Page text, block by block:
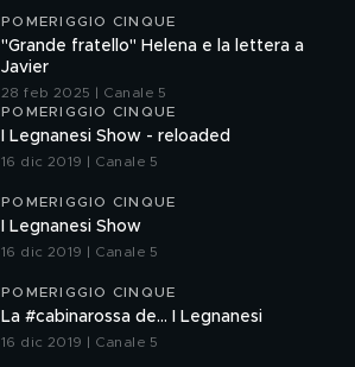
POMERIGGIO CINQUE
"Grande fratello" Helena e la lettera a
Javier
28 feb 2025 | Canale 5
POMERIGGIO CINQUE
I Legnanesi Show - reloaded
16 dic 2019 | Canale 5
POMERIGGIO CINQUE
I Legnanesi Show
16 dic 2019 | Canale 5
POMERIGGIO CINQUE
La #cabinarossa de… I Legnanesi
16 dic 2019 | Canale 5